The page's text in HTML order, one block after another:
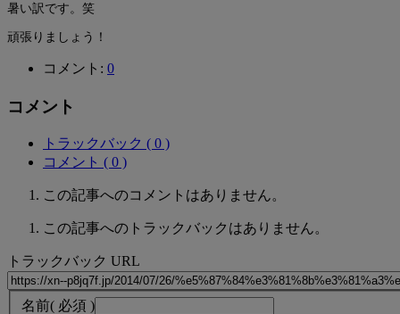
暑い訳です。笑
頑張りましょう！
コメント: 0
コメント
トラックバック ( 0 )
コメント ( 0 )
この記事へのコメントはありません。
この記事へのトラックバックはありません。
トラックバック URL
名前( 必須 )